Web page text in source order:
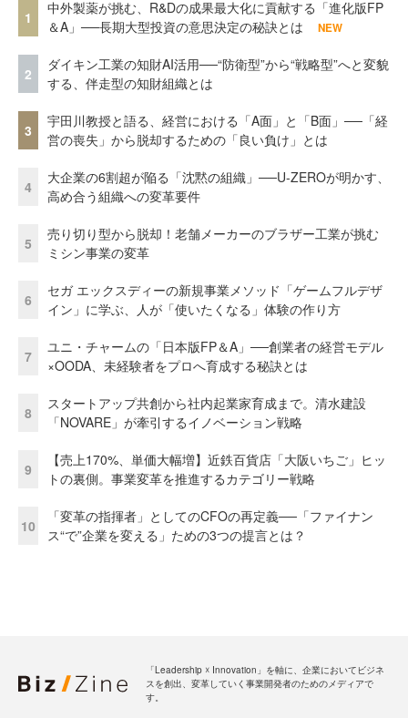
1
中外製薬が挑む、R&Dの成果最大化に貢献する「進化版FP
＆A」──長期大型投資の意思決定の秘訣とは
NEW
2
ダイキン工業の知財AI活用──“防衛型”から“戦略型”へと変貌
する、伴走型の知財組織とは
3
宇田川教授と語る、経営における「A面」と「B面」──「経
営の喪失」から脱却するための「良い負け」とは
4
大企業の6割超が陥る「沈黙の組織」──U-ZEROが明かす、
高め合う組織への変革要件
5
売り切り型から脱却！老舗メーカーのブラザー工業が挑む
ミシン事業の変革
6
セガ エックスディーの新規事業メソッド「ゲームフルデザ
イン」に学ぶ、人が「使いたくなる」体験の作り方
7
ユニ・チャームの「日本版FP＆A」──創業者の経営モデル
×OODA、未経験者をプロへ育成する秘訣とは
8
スタートアップ共創から社内起業家育成まで。清水建設
「NOVARE」が牽引するイノベーション戦略
9
【売上170%、単価大幅増】近鉄百貨店「大阪いちご」ヒッ
トの裏側。事業変革を推進するカテゴリー戦略
10
「変革の指揮者」としてのCFOの再定義──「ファイナン
ス“で”企業を変える」ための3つの提言とは？
「Leadership ☓ Innovation」を軸に、企業においてビジネ
スを創出、変革していく事業開発者のためのメディアで
す。